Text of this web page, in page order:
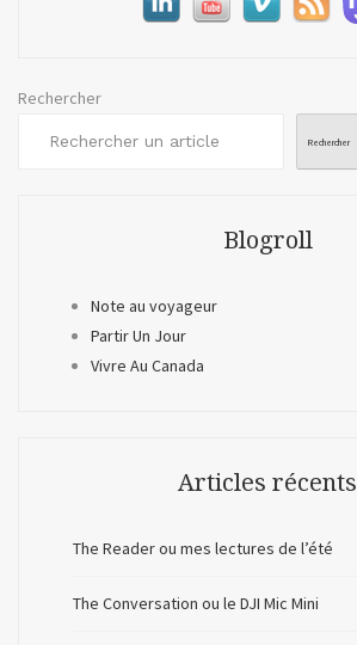
Rechercher
Rechercher
Blogroll
Note au voyageur
Partir Un Jour
Vivre Au Canada
Articles récents
The Reader ou mes lectures de l’été
The Conversation ou le DJI Mic Mini